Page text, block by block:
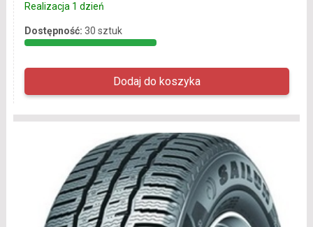
Realizacja 1 dzień
Dostępność: 30 sztuk